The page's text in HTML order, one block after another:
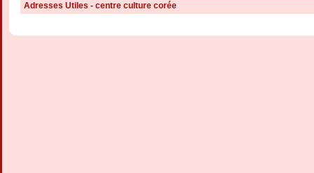
Adresses Utiles - centre culture corée